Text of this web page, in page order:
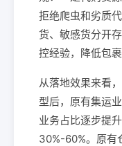
拒绝爬虫和劣质
货、敏感货分开
控经验，降低包裹
从落地效果来看
型后，原有集运
业务占比逐步提
30%-60%。原有